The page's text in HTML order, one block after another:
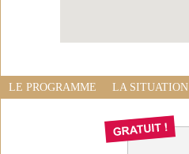
LE PROGRAMME LA SITUATION